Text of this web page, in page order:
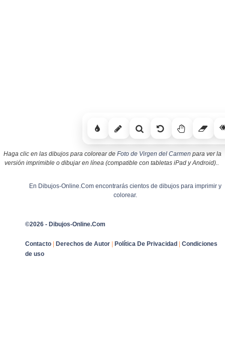
Haga clic en las dibujos para colorear de Foto de Virgen del Carmen para ver la
versión imprimible o dibujar en línea (compatible con tabletas iPad y Android)..
En Dibujos-Online.Com encontrarás cientos de dibujos para imprimir y
colorear.
©2026 - Dibujos-Online.Com
Contacto | Derechos de Autor | Política De Privacidad | Condiciones
de uso